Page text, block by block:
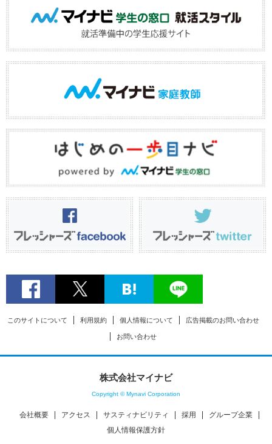
このサイトについて 利用規約 個人情報について 広告掲載のお問い合わせ
お問い合わせ
株式会社マイナビ
Copyright © Mynavi Corporation
会社概要 アクセス サスティナビリティ 採用
グループ企業
個人情報保護方針